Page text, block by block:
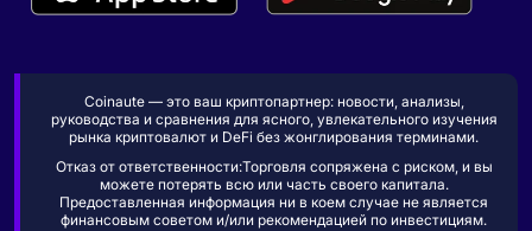
Coinaute — это ваш криптопартнер: новости, анализы,
руководства и сравнения для ясного, увлекательного изучения
рынка криптовалют и DeFi без жонглирования терминами.
Отказ от ответственности:Торговля сопряжена с риском, и вы
можете потерять всю или часть своего капитала.
Предоставленная информация ни в коем случае не является
финансовым советом и/или рекомендацией по инвестициям.